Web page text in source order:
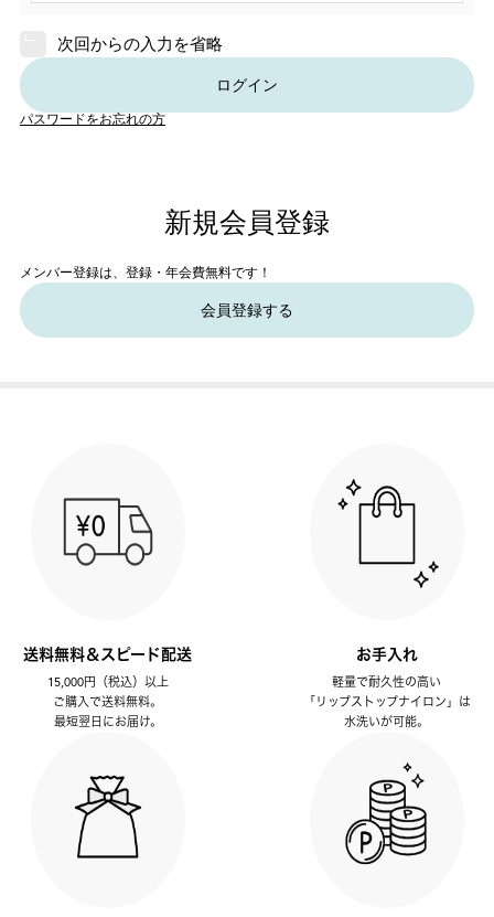
次回からの入力を省略
ログイン
パスワードをお忘れの方
新規会員登録
メンバー登録は、登録・年会費無料です！
会員登録する
送料無料＆スピード配送
15,000円（税込）以上
ご購入で送料無料。
最短翌日にお届け。
お手入れ
軽量で耐久性の高い
「リップストップナイロン」は
水洗いが可能。